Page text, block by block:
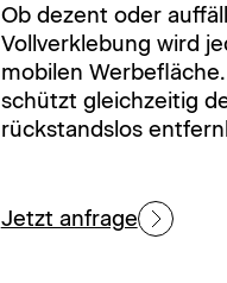
Ob dezent oder
Vollverklebung wird
mobilen
schützt gleichzeitig
rückstandslos
Jetzt anfrage